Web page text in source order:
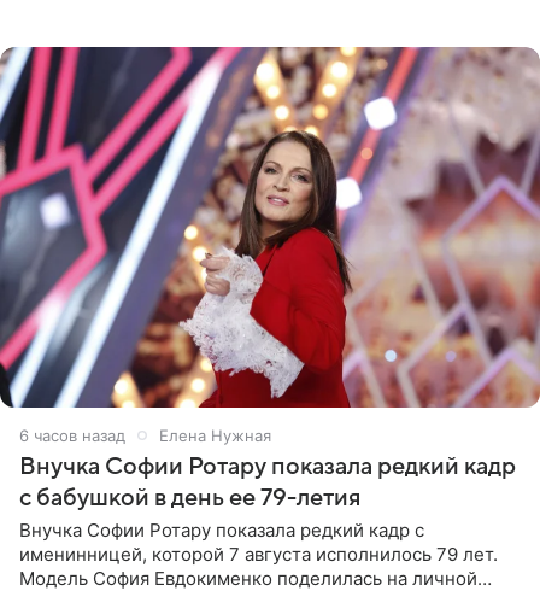
6 часов назад Елена Нужная
Внучка Софии Ротару показала редкий кадр
с бабушкой в день ее 79-летия
Внучка Софии Ротару показала редкий кадр с
именинницей, которой 7 августа исполнилось 79 лет.
Модель София Евдокименко поделилась на личной